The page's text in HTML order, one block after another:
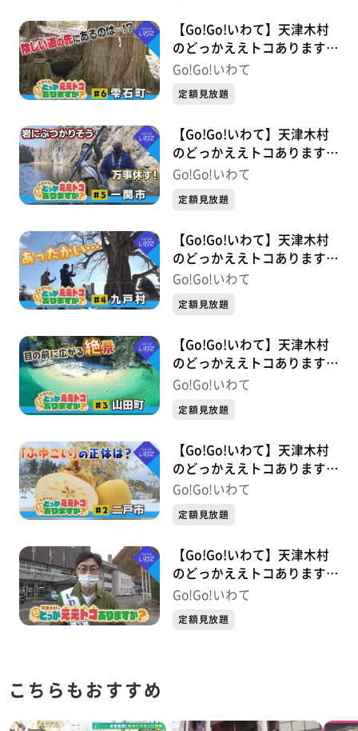
【Go!Go!いわて】天津木村
のどっかええトコあります
か？ #6 雫石町
Go!Go!いわて
定額見放題
【Go!Go!いわて】天津木村
のどっかええトコあります
か？ #5 一関市
Go!Go!いわて
定額見放題
【Go!Go!いわて】天津木村
のどっかええトコあります
か？ #4 九戸村
Go!Go!いわて
定額見放題
【Go!Go!いわて】天津木村
のどっかええトコあります
か？ #3 山田町
Go!Go!いわて
定額見放題
【Go!Go!いわて】天津木村
のどっかええトコあります
か？ #2 二戸市
Go!Go!いわて
定額見放題
【Go!Go!いわて】天津木村
のどっかええトコあります
か？ #1 葛巻町
Go!Go!いわて
定額見放題
こちらもおすすめ